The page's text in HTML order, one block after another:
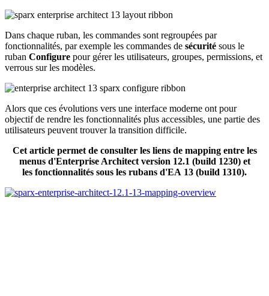
Dans chaque ruban, les commandes sont regroupées par
fonctionnalités, par exemple les commandes de sécurité sous le
ruban Configure pour gérer les utilisateurs, groupes, permissions, et
verrous sur les modèles.
Alors que ces évolutions vers une interface moderne ont pour
objectif de rendre les fonctionnalités plus accessibles, une partie des
utilisateurs peuvent trouver la transition difficile.
Cet article permet de consulter les liens de mapping entre les
menus d'Enterprise Architect version 12.1 (build 1230) et
les fonctionnalités sous les rubans d'EA 13 (build 1310).